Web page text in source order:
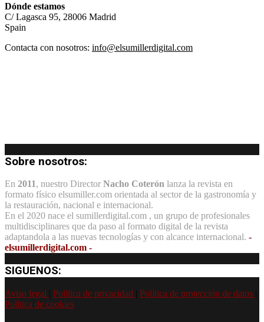
Dónde estamos
C/ Lagasca 95, 28006 Madrid
Spain
Contacta con nosotros: info@elsumillerdigital.com
Sobre nosotros:
En 2011, nuestro Director Nacho Coterón lanza la revista en
formato físico elsumiller.com orientada al sector de la gastronomía y
la restauración, nacional e internacional.
En el 2020 nace el sumillerdigital.com , un grupo de profesionales
multidisciplinares que da paso al formato digital de la revista
adaptandola a las nuevas tecnologías y con alcance internacional. -
elsumillerdigital.com -
SIGUENOS:
Aviso legal Política de privacidad Política de protección de datos
Política de cookies